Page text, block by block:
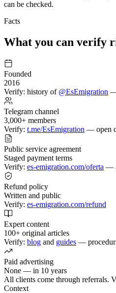
can be checked.
Facts
What you can verify
Founded
2016
Verify: history of @EsEmigration —
Telegram channel
3,000+ members
Verify: t.me/EsEmigration — open
Public service agreement
Staged payment terms
Verify: es-emigration.com/oferta —
Refund policy
Written and public
Verify: es-emigration.com/refund
Expert content
100+ original articles
Verify: blog and guides —
Paid advertising
None — in 10 years
All clients come through referrals.
Context